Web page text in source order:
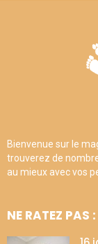
Bienvenue sur le
trouverez de
au mieux avec vos
NE RATEZ PAS :